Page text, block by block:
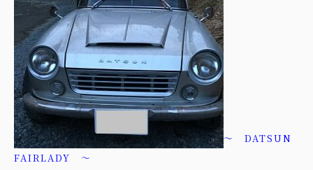
～ DATSUN
FAIRLADY ～